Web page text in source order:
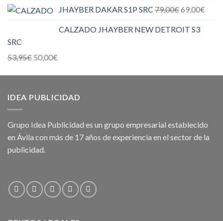
JHAYBER DAKAR S1P SRC 79,00€69,00€
CALZADO JHAYBER NEW DETROIT S3
SRC
53,95€ 50,00€
IDEA PUBLICIDAD
Grupo Idea Publicidad es un grupo empresarial establecido
en Ávila con más de 17 años de experiencia en el sector de la
publicidad.